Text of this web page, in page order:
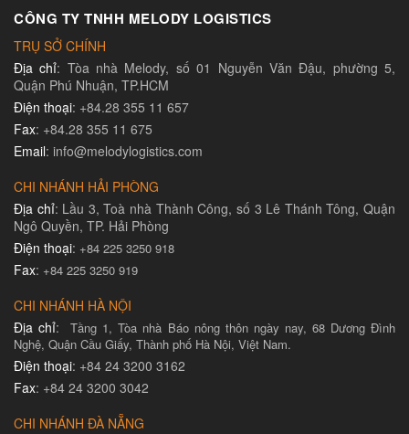
CÔNG TY TNHH MELODY LOGISTICS
TRỤ SỞ CHÍNH
Địa chỉ: Tòa nhà Melody, số 01 Nguyễn Văn Đậu, phường 5,
Quận Phú Nhuận, TP.HCM
Điện thoại: +84.28 355 11 657
Fax: +84.28 355 11 675
Email: info@melodylogistics.com
CHI NHÁNH HẢI PHÒNG
Địa chỉ: Lầu 3, Toà nhà Thành Công, số 3 Lê Thánh Tông, Quận
Ngô Quyền, TP. Hải Phòng
Điện thoại: +84 225 3250 918
Fax: +84 225 3250 919
CHI NHÁNH HÀ NỘI
Địa chỉ:
Tầng 1, Tòa nhà Báo nông thôn ngày nay, 68 Dương Đình
Nghệ, Quận Cầu Giấy, Thành phố Hà Nội, Việt Nam.
Điện thoại: +84 24 3200 3162
Fax: +84 24 3200 3042
CHI NHÁNH ĐÀ NẴNG